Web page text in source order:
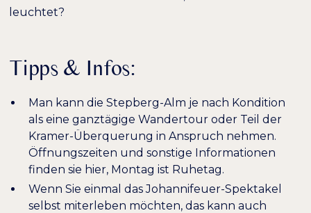
leuchtet?
Tipps & Infos:
Man kann die Stepberg-Alm je nach Kondition
als eine ganztägige Wandertour oder Teil der
Kramer-Überquerung in Anspruch nehmen.
Öffnungszeiten und sonstige Informationen
finden sie hier, Montag ist Ruhetag.
Wenn Sie einmal das Johannifeuer-Spektakel
selbst miterleben möchten, das kann auch